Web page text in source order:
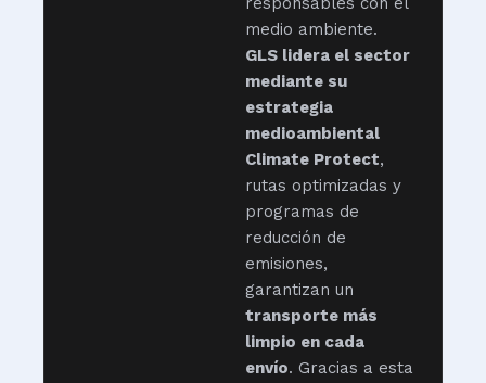
medio ambiente.
GLS lidera el sector
mediante su
estrategia
medioambiental
Climate Protect,
rutas optimizadas y
programas de
reducción de
emisiones,
garantizan un
transporte más
limpio en cada
envío. Gracias a esta